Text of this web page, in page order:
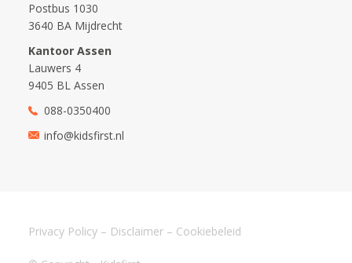
Postbus 1030
3640 BA Mijdrecht
Kantoor Assen
Lauwers 4
9405 BL Assen
088-0350400
info@kidsfirst.nl
Privacy Policy – Disclaimer – Cookiebeleid